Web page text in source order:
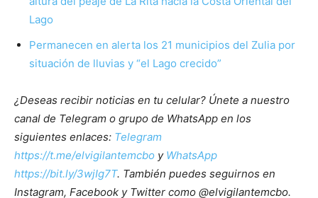
Lago
Permanecen en alerta los 21 municipios del Zulia por
situación de lluvias y “el Lago crecido”
¿Deseas recibir noticias en tu celular? Únete a nuestro
canal de Telegram o grupo de WhatsApp en los
siguientes enlaces: Telegram
https://t.me/elvigilantemcbo y WhatsApp
https://bit.ly/3wjIg7T. También puedes seguirnos en
Instagram, Facebook y Twitter como @elvigilantemcbo.